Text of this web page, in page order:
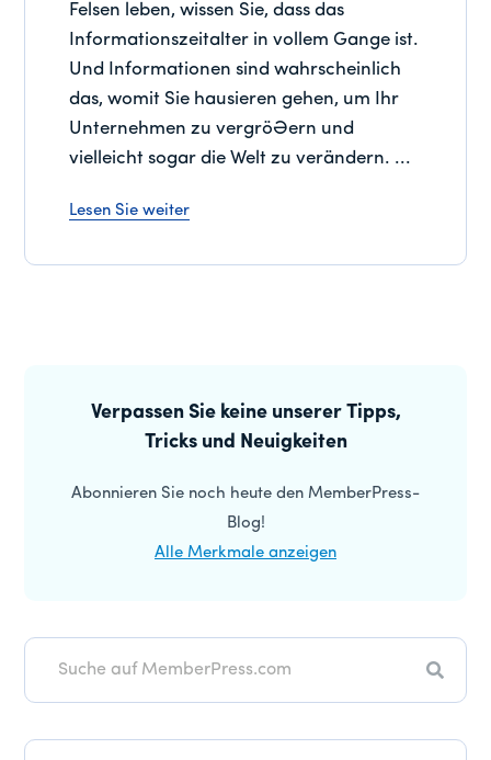
Felsen leben, wissen Sie, dass das
Informationszeitalter in vollem Gange ist.
Und Informationen sind wahrscheinlich
das, womit Sie hausieren gehen, um Ihr
Unternehmen zu vergrößern und
vielleicht sogar die Welt zu verändern. ...
Lesen Sie weiter
Seitenleiste
Verpassen Sie keine unserer Tipps,
Tricks und Neuigkeiten
Abonnieren Sie noch heute den MemberPress-
Blog!
Alle Merkmale anzeigen
Suche